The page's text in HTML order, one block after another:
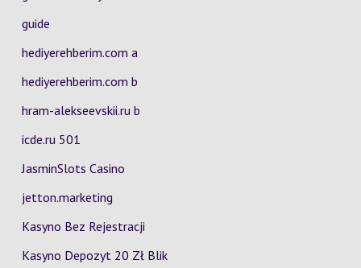
guide
hediyerehberim.com a
hediyerehberim.com b
hram-alekseevskii.ru b
icde.ru 501
JasminSlots Casino
jetton.marketing
Kasyno Bez Rejestracji
Kasyno Depozyt 20 Zł Blik